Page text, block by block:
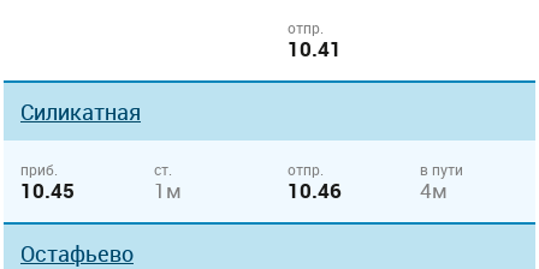
отпр.
10.41
Силикатная
приб.
10.45
ст.
1м
отпр.
10.46
в пути
4м
Остафьево